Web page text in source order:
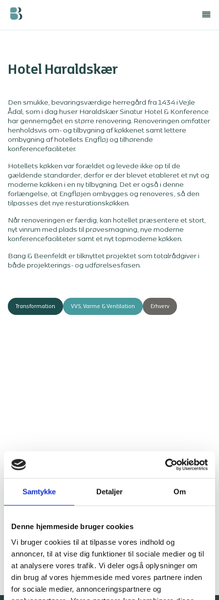
Samtykke Detaljer Om
Denne hjemmeside bruger cookies
Vi bruger cookies til at tilpasse vores indhold og
annoncer, til at vise dig funktioner til sociale medier og til
at analysere vores trafik. Vi deler også oplysninger om
din brug af vores hjemmeside med vores partnere inden
for sociale medier, annonceringspartnere og
Hotel Haraldskær
Den smukke, bevaringsværdige herregård fra 1434 i Vejle
Ådal, som i dag huser Haraldskær Sinatur Hotel & Konference
har gennemgået en større renovering. Renoveringen omfatter
henholdsvis om- og tilbygning af køkkenet samt lettere
ombygning af hotellets Engfløj og tilhørende
konferencefaciliteter.
Hotellets køkken var forældet og levede ikke op til de
gældende standarder, derfor er der blevet etableret et nyt og
moderne køkken i en ny tilbygning. Det er også i denne
forlængelse, at Engfløjen ombygges og renoveres, så den
tilpasses det nye resturationskøkken.
Når renoveringen er færdig, kan hotellet præsentere et stort,
nyt vinrum med plads til prøvesmagning, nye moderne
konferencefaciliteter samt et nyt topmoderne køkken.
Bang & Beenfeldt er tilknyttet projektet som totalrådgiver i
både projekterings- og udførelsesfasen.
Transformation VVS, Varme & Ventilation Erhverv
Fakta om projektet
Rolle Totalrådgiver